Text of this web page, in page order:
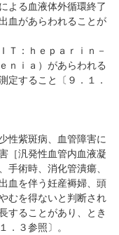
よる血液体外循環終了
血があらわれることが
Ｔ：ｈｅｐａｒｉｎ－
ｎｉａ）があらわれる
定すること〔９．１．
性紫斑病、血管障害に
［汎発性血管内血液凝
手術時、消化管潰瘍、
血を伴う妊産褥婦、頭
むを得ないと判断され
することがあり、とき
．３参照〕。